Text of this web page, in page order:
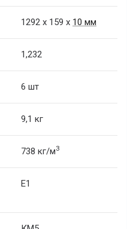
1292 х 159 х 10 мм
1,232
6 шт
9,1 кг
738 кг/м3
Е1